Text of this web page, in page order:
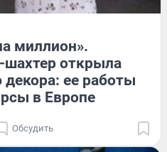
миллион».
открыла
ее работы
в Европе
Обсудить